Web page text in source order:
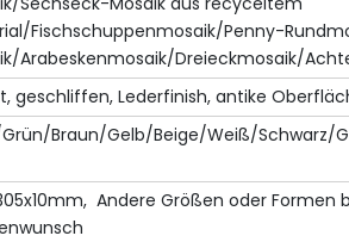
Fischschuppenmosaik/Penny-
Arabeskenmosaik/Dreieckmosaik/
geschliffen, Lederfinish, antike
Braun/Gelb/Beige/Weiß/Schwarz/
Andere Größen oder Formen